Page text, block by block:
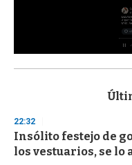
s
d
s
o
f
22:32
Insólito festejo de
los vestuarios, se